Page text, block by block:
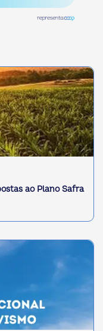
ao Plano Safra